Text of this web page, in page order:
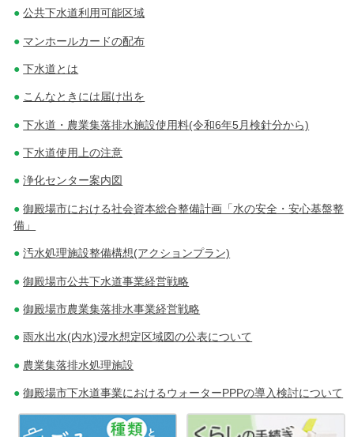
ナ
ビ
ゲ
ー
シ
ョ
公共下水道利用可能区域
マンホールカードの配布
下水道とは
こんなときには届け出を
下水道・農業集落排水施設使用料(令和6年5月検針分から)
下水道使用上の注意
浄化センター案内図
御殿場市における社会資本総合整備計画「水の安全・安心基盤整
備」
汚水処理施設整備構想(アクションプラン)
御殿場市公共下水道事業経営戦略
御殿場市農業集落排水事業経営戦略
雨水出水(内水)浸水想定区域図の公表について
農業集落排水処理施設
御殿場市下水道事業におけるウォーターPPPの導入検討について